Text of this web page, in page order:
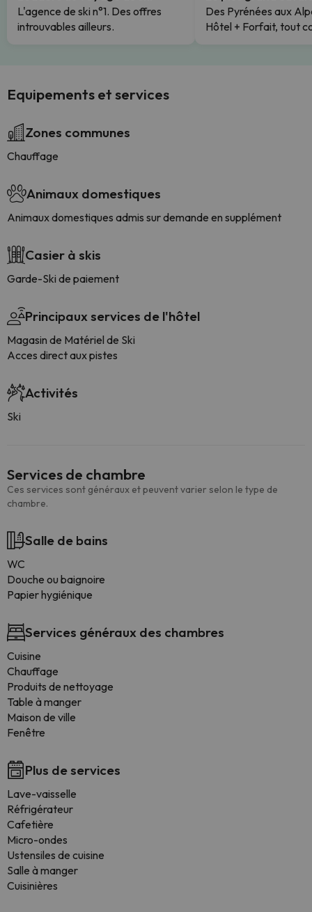
L'agence de ski n°1. Des offres
introuvables ailleurs.
Des Pyrénées aux
Hôtel + Forfait, tout
Equipements et services
Zones communes
Chauffage
Animaux domestiques
Animaux domestiques admis sur demande en supplément
Casier à skis
Garde-Ski de paiement
Principaux services de l'hôtel
Magasin de Matériel de Ski
Acces direct aux pistes
Activités
Ski
Services de chambre
Ces services sont généraux et peuvent varier selon le type de
chambre.
Salle de bains
WC
Douche ou baignoire
Papier hygiénique
Services généraux des chambres
Cuisine
Chauffage
Produits de nettoyage
Table à manger
Maison de ville
Fenêtre
Plus de services
Lave-vaisselle
Réfrigérateur
Cafetière
Micro-ondes
Ustensiles de cuisine
Salle à manger
Cuisinières